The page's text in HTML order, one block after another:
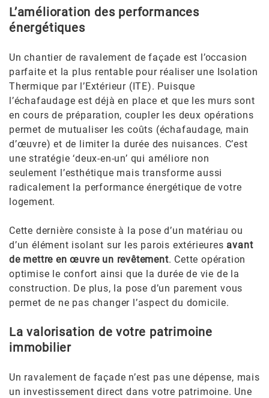
L’amélioration des performances
énergétiques
Un chantier de ravalement de façade est l’occasion
parfaite et la plus rentable pour réaliser une Isolation
Thermique par l’Extérieur (ITE). Puisque
l’échafaudage est déjà en place et que les murs sont
en cours de préparation, coupler les deux opérations
permet de mutualiser les coûts (échafaudage, main
d’œuvre) et de limiter la durée des nuisances. C’est
une stratégie ‘deux-en-un’ qui améliore non
seulement l’esthétique mais transforme aussi
radicalement la performance énergétique de votre
logement.
Cette dernière consiste à la pose d’un matériau ou
d’un élément isolant sur les parois extérieures avant
de mettre en œuvre un revêtement. Cette opération
optimise le confort ainsi que la durée de vie de la
construction. De plus, la pose d’un parement vous
permet de ne pas changer l’aspect du domicile.
La valorisation de votre patrimoine
immobilier
Un ravalement de façade n’est pas une dépense, mais
un investissement direct dans votre patrimoine. Une